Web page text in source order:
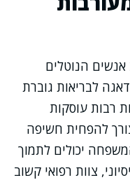
הנוטלים
לבריאות גוברת
רבות עוסקות
להפחית חשיפה
יכולים לתמוך
צוות רפואי קשוב